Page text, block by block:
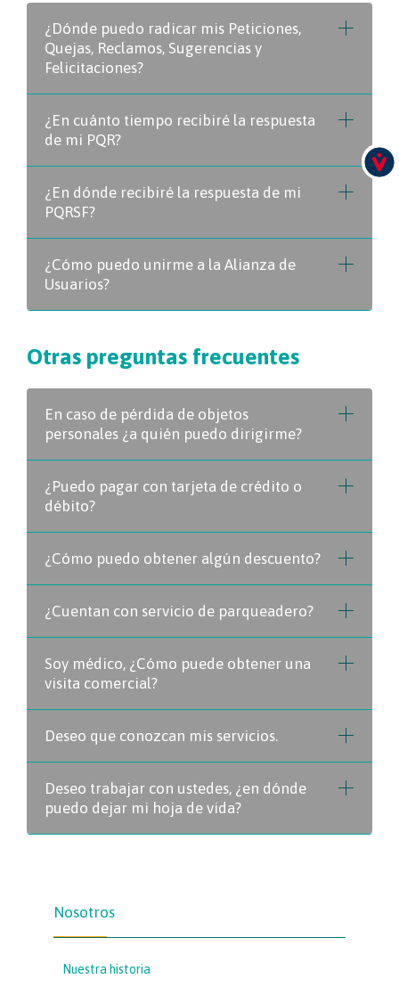
¿Dónde puedo radicar mis Peticiones,
Quejas, Reclamos, Sugerencias y
Felicitaciones?
¿En cuánto tiempo recibiré la respuesta
de mi PQR?
¿En dónde recibiré la respuesta de mi
PQRSF?
¿Cómo puedo unirme a la Alianza de
Usuarios?
Otras preguntas frecuentes
En caso de pérdida de objetos
personales ¿a quién puedo dirigirme?
¿Puedo pagar con tarjeta de crédito o
débito?
¿Cómo puedo obtener algún descuento?
¿Cuentan con servicio de parqueadero?
Soy médico, ¿Cómo puede obtener una
visita comercial?
Deseo que conozcan mis servicios.
Deseo trabajar con ustedes, ¿en dónde
puedo dejar mi hoja de vida?
Nosotros
Nuestra historia